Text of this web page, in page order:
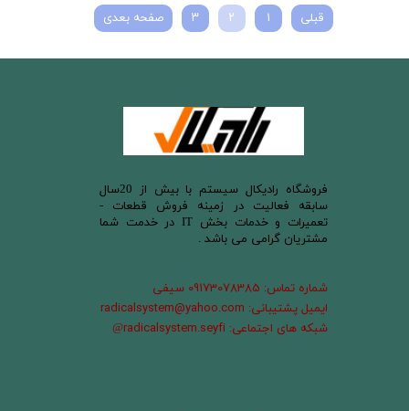
قبلی ۱ ۲ ۳ صفحه بعدی
​فروشگاه رادیکال سیستم با بیش از 20سال
سابقه فعالیت در زمینه فروش قطعات -
تعمیرات و خدمات بخش IT در خدمت شما
مشتریان گرامی می باشد .
شماره تماس: 09173078385 سیفی
ایمیل پشتیبانی: radicalsystem@yahoo.com
شبکه های اجتماعی: radicalsystem.seyfi
@